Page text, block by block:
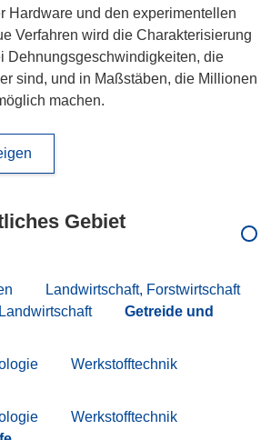
Hardware und den experimentellen
Verfahren wird die Charakterisierung
Dehnungsgeschwindigkeiten, die
sind, und in Maßstäben, die Millionen
machen.
Gebiet
Landwirtschaft, Forstwirtschaft
Landwirtschaft
Getreide und
Werkstofftechnik
Werkstofftechnik